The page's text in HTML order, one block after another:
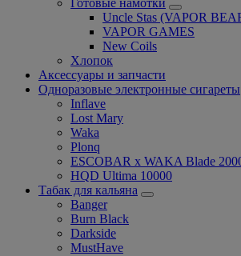
Uncle Stas (VAPOR
VAPOR GAMES
New Coils
Хлопок
Аксессуары и запчасти
Одноразовые электронные сигареты
Inflave
Lost Mary
Waka
Plonq
ESCOBAR x WAKA Blade
HQD Ultima 10000
Табак для кальяна
Banger
Burn Black
Darkside
MustHave